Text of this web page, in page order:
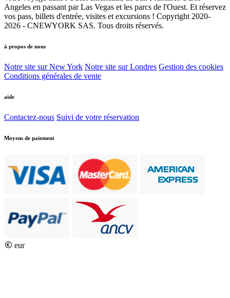
Angeles en passant par Las Vegas et les parcs de l'Ouest. Et réservez
vos pass, billets d'entrée, visites et excursions ! Copyright 2020-
2026 - CNEWYORK SAS. Tous droits réservés.
à propos de nous
Notre site sur New York Notre site sur Londres Gestion des cookies
Conditions générales de vente
aide
Contactez-nous Suivi de votre réservation
Moyens de paiement
eur